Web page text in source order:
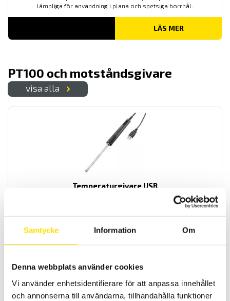
Samtycke Information Om
Denna webbplats använder cookies
Vi använder enhetsidentifierare för att anpassa innehållet
och annonserna till användarna, tillhandahålla funktioner
lämpliga för användning i plana och spetsiga borrhål.
LÄS MER
PT100 och motståndsgivare
visa alla
Temperaturgivare USB
Handhållen temperaturprob med USB interface för enkla mätningar